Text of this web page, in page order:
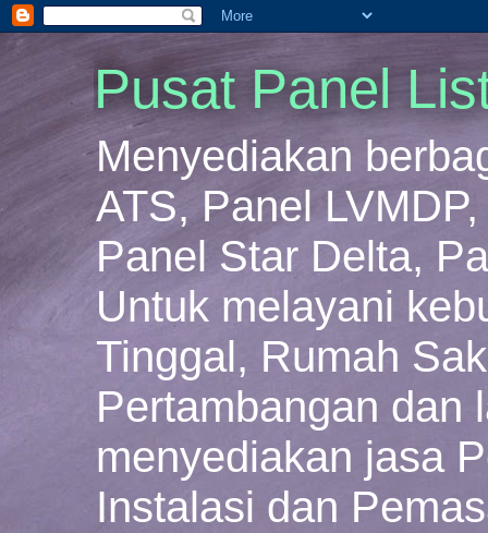
Pusat Panel
Menyediakan
ATS, Panel
Panel Star Delta,
Untuk melayani
Tinggal, Rumah
Pertambangan dan
menyediakan jasa
Instalasi dan